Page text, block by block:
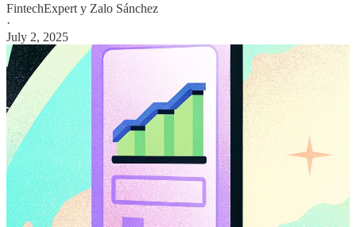
FintechExpert y Zalo Sánchez
·
July 2, 2025